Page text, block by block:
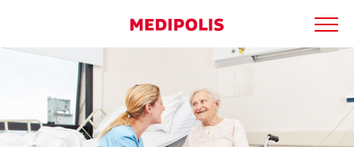
Medipolis entdecken
Ärzte
Patienten
Suchbegriff